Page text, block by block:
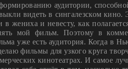
аудитории,
видеть в сингалезском кино.
жениха и невесту, как
мой фильм. Поэтому в
уже есть аудитория. Когда в
фильмы для узкого круга
кинотеатрах. И самое